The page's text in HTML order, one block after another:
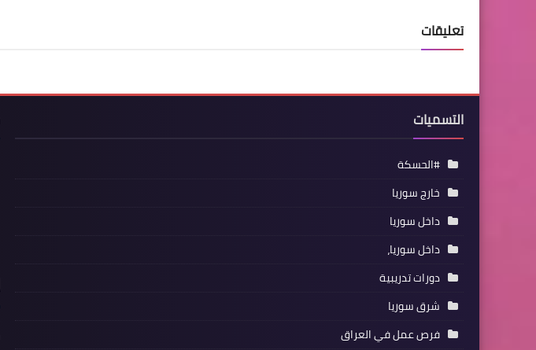
تعليقات
التسميات
#الحسكة
خارج سوريا
داخل سوريا
داخل سوريا،
دورات تدريبية
شرق سوريا
فرص عمل في العراق